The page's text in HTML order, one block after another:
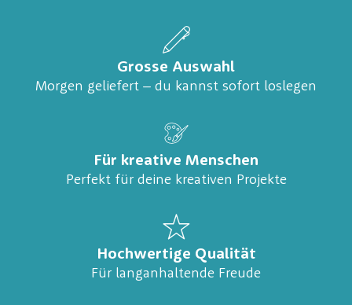
Grosse Auswahl
Morgen geliefert – du kannst sofort loslegen
Für kreative Menschen
Perfekt für deine kreativen Projekte
Hochwertige Qualität
Für langanhaltende Freude